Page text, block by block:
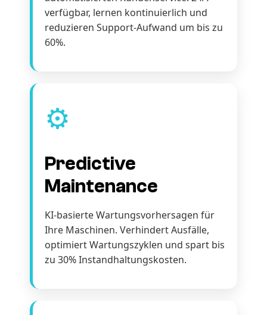
verfügbar, lernen kontinuierlich und
reduzieren Support-Aufwand um bis zu
60%.
⚙️
Predictive
Maintenance
KI-basierte Wartungsvorhersagen für
Ihre Maschinen. Verhindert Ausfälle,
optimiert Wartungszyklen und spart bis
zu 30% Instandhaltungskosten.